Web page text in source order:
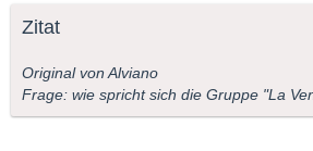
Zitat
Original von Alviano
Frage: wie spricht sich die Gruppe "La